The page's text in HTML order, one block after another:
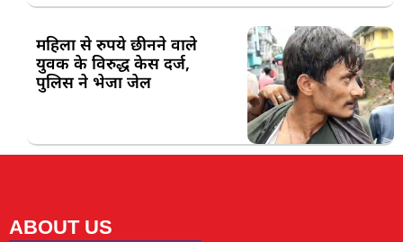
महिला से रुपये छीनने वाले
युवक के विरुद्ध केस दर्ज,
पुलिस ने भेजा जेल
ABOUT US